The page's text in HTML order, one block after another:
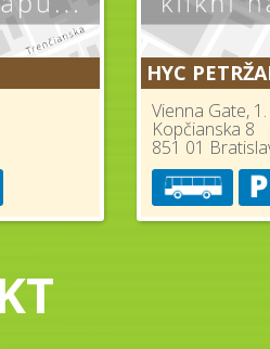
HYC
Vienna Gate,
Kopčianska 8
851 01